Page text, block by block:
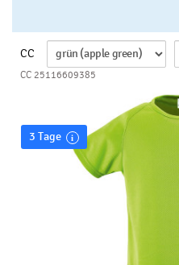
CC
CC 25116609385
3 Tage